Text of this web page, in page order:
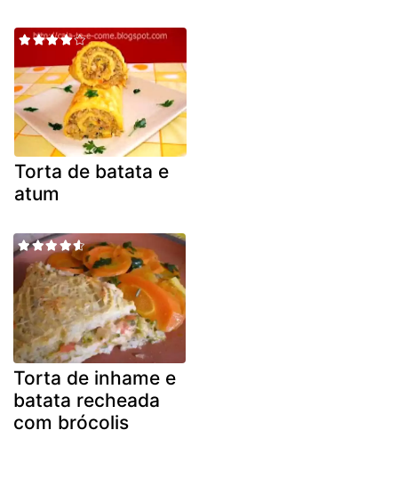
Torta de batata e
atum
Torta de inhame e
batata recheada
com brócolis